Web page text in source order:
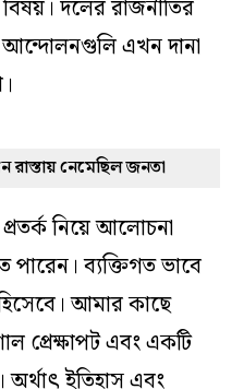
দলের রাজনীতির
আন্দোলনগুলি এখন দানা
রাস্তায় নেমেছিল জনতা
নিয়ে আলোচনা
পারেন। ব্যক্তিগত ভাবে
আমার কাছে
প্রেক্ষাপট এবং একটি
অর্থাৎ ইতিহাস এবং